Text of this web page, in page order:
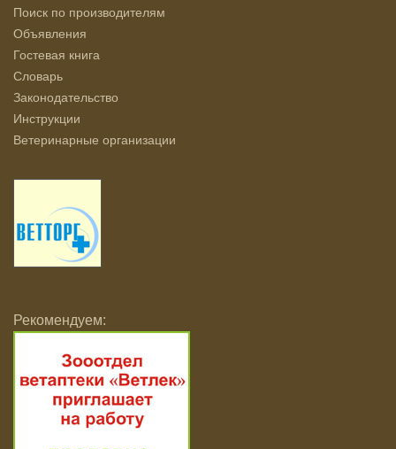
Поиск по производителям
Объявления
Гостевая книга
Словарь
Законодательство
Инструкции
Ветеринарные организации
Рекомендуем: